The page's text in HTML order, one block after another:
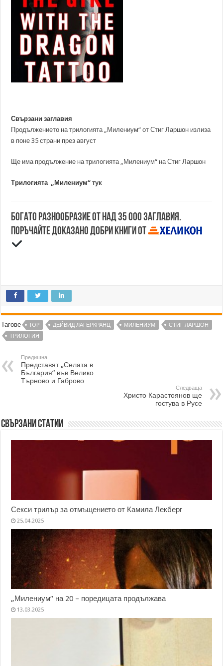
Свързани заглавия
Продължението на трилогията „Милениум“ от Стиг Ларшон излиза
в поне 35 страни през август
Ще има продължение на трилогията „Милениум“ на Стиг Ларшон
Трилогията „Милениум“тук
Богато разнообразие от над 35 000 заглавия.
Поръчайте доказано добри книги от
Тагове TOP ДЕЙВИД ЛАГЕРКРАНЦ МИЛЕНИУМ
СТИГ ЛАРШОН
ТРИЛОГИЯ
Предишна
Представят „Селата в
България“ във Велико
Търново и Габрово
Следваща
Христо Карастоянов ще
гостува в Русе
Свързани статии
Секси трилър за отмъщението от Камила Лекберг
25.04.2025
„Милениум“ на 20 – поредицата продължава
13.03.2025